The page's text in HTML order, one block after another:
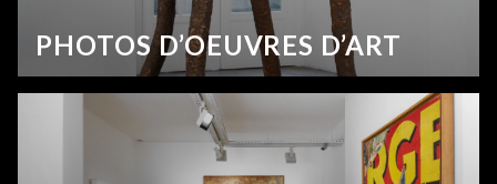
PHOTOS D’OEUVRES D’ART